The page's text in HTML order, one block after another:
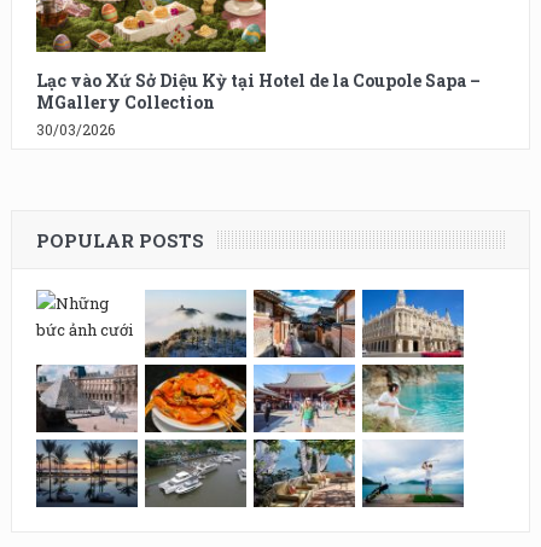
Lạc vào Xứ Sở Diệu Kỳ tại Hotel de la Coupole Sapa –
MGallery Collection
30/03/2026
POPULAR POSTS